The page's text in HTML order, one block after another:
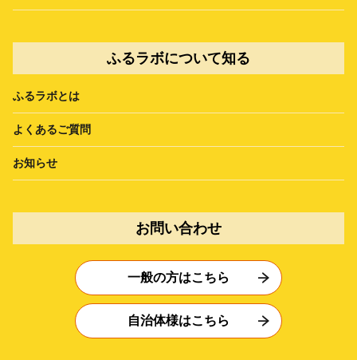
ふるラボについて知る
ふるラボとは
よくあるご質問
お知らせ
お問い合わせ
一般の方はこちら
自治体様はこちら